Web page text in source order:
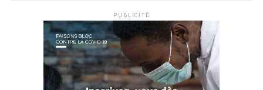
PUBLICITÉ